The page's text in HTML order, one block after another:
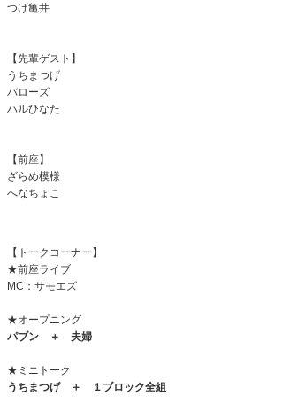
つげ亀井
【先輩ゲスト】
うちまつげ
バローズ
ハルひなた
【前座】
ざらめ模様
へなちょこ
【トークコーナー】
★前座ライブ
MC：サモエズ
★オープニング
パブン ＋ 夫婦
★ミニトーク
うちまつげ ＋ １ブロック全組